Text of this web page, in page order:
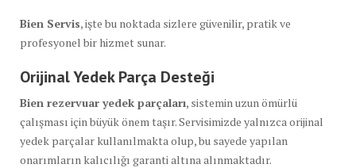
Bien Servis, işte bu noktada sizlere güvenilir, pratik ve
profesyonel bir hizmet sunar.
Orijinal Yedek Parça Desteği
Bien rezervuar yedek parçaları, sistemin uzun ömürlü
çalışması için büyük önem taşır. Servisimizde yalnızca orijinal
yedek parçalar kullanılmakta olup, bu sayede yapılan
onarımların kalıcılığı garanti altına alınmaktadır.